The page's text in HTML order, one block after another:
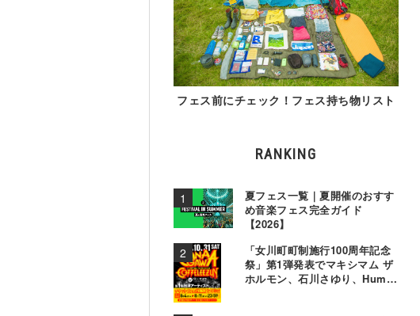
フェス前にチェック！フェス持ち物リスト
RANKING
夏フェス一覧｜夏開催のおすす
め音楽フェス完全ガイド
【2026】
「女川町町制施行100周年記念
祭」第1弾発表でマキシマム ザ
ホルモン、石川さゆり、Hump